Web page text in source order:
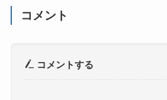
コメント
コメントする